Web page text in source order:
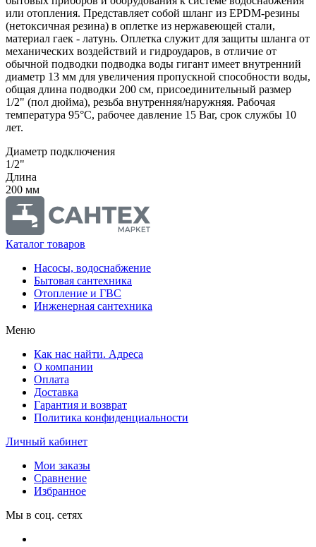
или отопления. Представляет собой шланг из EPDM-резины
(нетоксичная резина) в оплетке из нержавеющей стали,
материал гаек - латунь. Оплетка служит для защиты шланга от
механических воздействий и гидроударов, в отличие от
обычной подводки подводка воды гигант имеет внутренний
диаметр 13 мм для увеличения пропускной способности воды,
общая длина подводки 200 см, присоединительный размер
1/2" (пол дюйма), резьба внутренняя/наружняя. Рабочая
температура 95°C, рабочее давление 15 Bar, срок службы 10
лет.
Диаметр подключения
1/2"
Длина
200 мм
Каталог товаров
Насосы, водоснабжение
Бытовая сантехника
Отопление и ГВС
Инженерная сантехника
Меню
Как нас найти. Адреса
О компании
Оплата
Доставка
Гарантия и возврат
Политика конфиденциальности
Личный кабинет
Мои заказы
Сравнение
Избранное
Мы в соц. сетях